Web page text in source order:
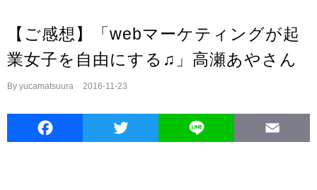
【ご感想】「webマーケティングが起
業女子を自由にする♫」高瀬あやさん
By yucamatsuura 2016-11-23
Facebook Twitter